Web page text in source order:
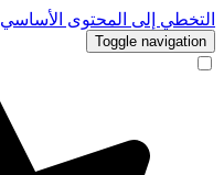
التخطي إلى المحتوى الأساسي
Toggle navigation